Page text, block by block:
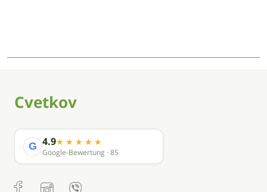
Cvetkov
G 4.9
Google-Bewertung · 85